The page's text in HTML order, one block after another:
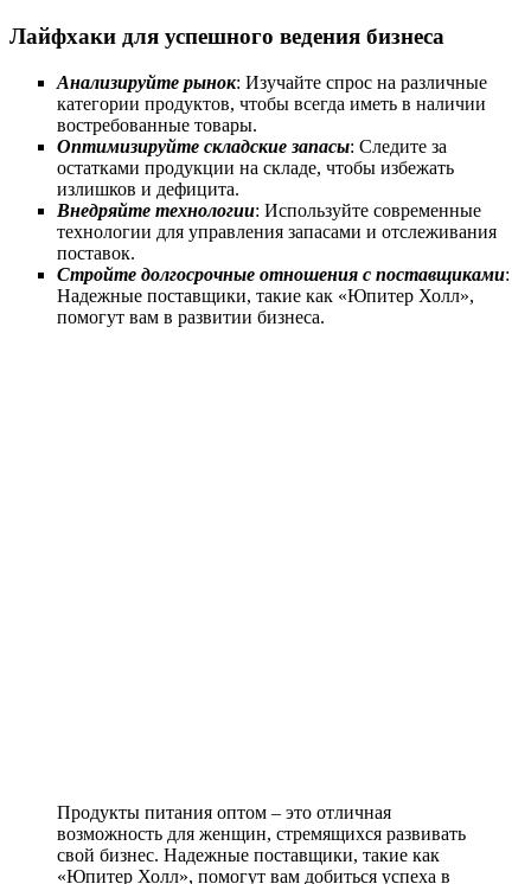
Лайфхаки для успешного ведения бизнеса
Анализируйте рынок: Изучайте спрос на различные
категории продуктов, чтобы всегда иметь в наличии
востребованные товары.
Оптимизируйте складские запасы: Следите за
остатками продукции на складе, чтобы избежать
излишков и дефицита.
Внедряйте технологии: Используйте современные
технологии для управления запасами и отслеживания
поставок.
Стройте долгосрочные отношения с поставщиками:
Надежные поставщики, такие как «Юпитер Холл»,
помогут вам в развитии бизнеса.
Продукты питания оптом – это отличная
возможность для женщин, стремящихся развивать
свой бизнес. Надежные поставщики, такие как
«Юпитер Холл», помогут вам добиться успеха в